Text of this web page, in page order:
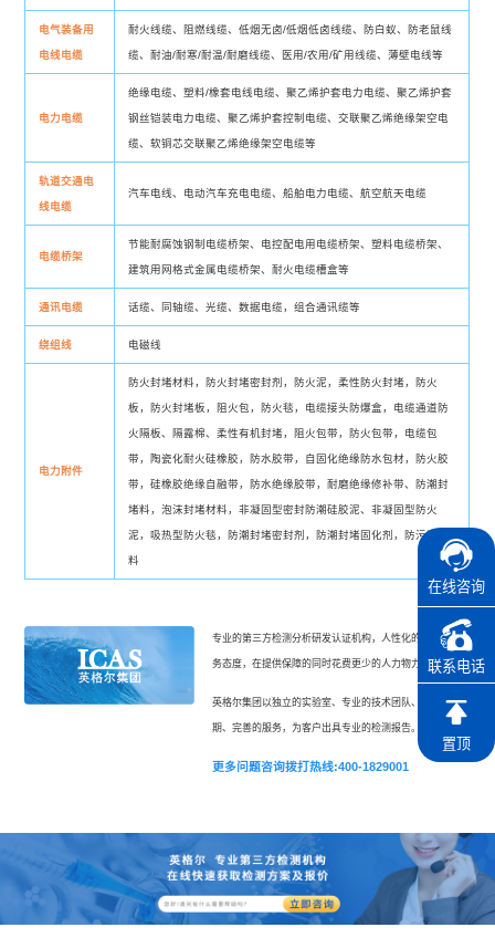
在线咨询
联系电话
置顶
电气装备用
电线电缆
耐火线缆、阻燃线缆、低烟无卤/低烟低卤线缆、防白蚁、防老鼠线
缆、耐油/耐寒/耐温/耐磨线缆、医用/农用/矿用线缆、薄壁电线等
电力电缆
绝缘电缆、塑料/橡套电线电缆、聚乙烯护套电力电缆、聚乙烯护套
钢丝铠装电力电缆、聚乙烯护套控制电缆、交联聚乙烯绝缘架空电
缆、软铜芯交联聚乙烯绝缘架空电缆等
轨道交通电
线电缆
汽车电线、电动汽车充电电缆、船舶电力电缆、航空航天电缆
电缆桥架
节能耐腐蚀钢制电缆桥架、电控配电用电缆桥架、塑料电缆桥架、
建筑用网格式金属电缆桥架、耐火电缆槽盒等
通讯电缆 话缆、同轴缆、光缆、数据电缆，组合通讯缆等
绕组线 电磁线
电力附件
防火封堵材料，防火封堵密封剂，防火泥，柔性防火封堵，防火
板，防火封堵板，阻火包，防火毯，电缆接头防爆盒，电缆通道防
火隔板、隔露棉、柔性有机封堵，阻火包带，防火包带，电缆包
带，陶瓷化耐火硅橡胶，防水胶带，自固化绝缘防水包材，防火胶
带，硅橡胶绝缘自融带，防水绝缘胶带，耐磨绝缘修补带、防潮封
堵料，泡沫封堵材料，非凝固型密封防潮硅胶泥、非凝固型防火
泥，吸热型防火毯，防潮封堵密封剂，防潮封堵固化剂，防污闪涂
料
专业的第三方检测分析研发认证机构，人性化的“一站式”服
务态度，在提供保障的同时花费更少的人力物力。
英格尔集团以独立的实验室、专业的技术团队、更短的周
期、完善的服务，为客户出具专业的检测报告。
更多问题咨询拨打热线:400-1829001